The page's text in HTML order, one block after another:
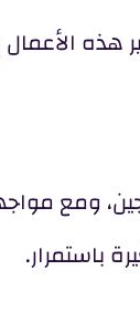
الأعمال
ومع
باستمرار.